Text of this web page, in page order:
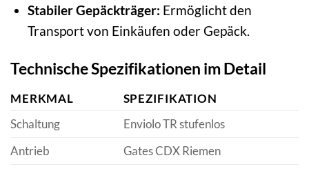
Stabiler Gepäckträger: Ermöglicht den
Transport von Einkäufen oder Gepäck.
Technische Spezifikationen im Detail
MERKMAL
SPEZIFIKATION
Schaltung
Enviolo TR stufenlos
Antrieb
Gates CDX Riemen